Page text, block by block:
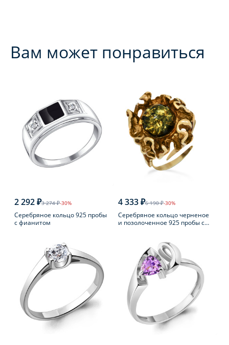
Вам может понравиться
2 292 ₽3 274 ₽-30%
Серебряное кольцо 925 пробы
с фианитом
4 333 ₽6 190 ₽-30%
Серебряное кольцо черненое
и позолоченное 925 пробы с